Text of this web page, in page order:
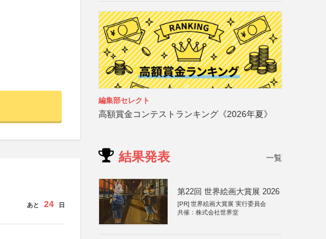
あと 24 日
編集部セレクト
高額賞金コンテストランキング《2026年夏》
結果発表 一覧
第22回 世界絵画大賞展 2026
[PR] 世界絵画大賞展 実行委員会
共催：株式会社世界堂